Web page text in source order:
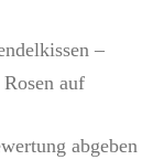
–
auf
abgeben